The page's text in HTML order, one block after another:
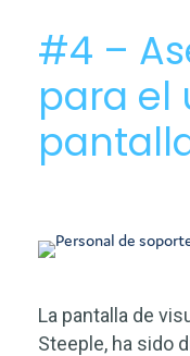
#4 –
para el
La pantalla de
Steeple, ha sido